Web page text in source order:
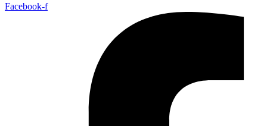
Facebook-f